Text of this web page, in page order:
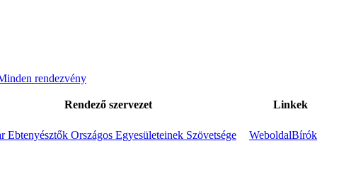
rendezvény
Rendező szervezet
Linkek
Ebtenyésztők Országos Egyesületeinek Szövetsége WeboldalBírók